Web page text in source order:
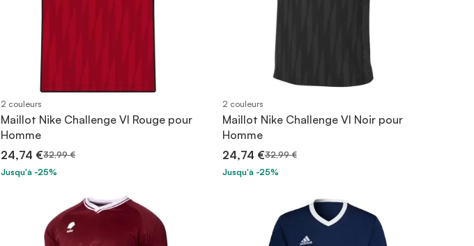
2 couleurs
Maillot Nike Challenge VI Rouge pour
Homme
24,74 €32,99 €
Jusqu'à -25%
2 couleurs
Maillot Nike Challenge VI Noir pour
Homme
24,74 €32,99 €
Jusqu'à -25%